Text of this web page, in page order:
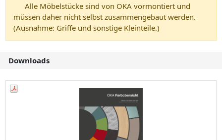
Alle Möbelstücke sind von OKA vormontiert und
müssen daher nicht selbst zusammengebaut werden.
(Ausnahme: Griffe und sonstige Kleinteile.)
Downloads